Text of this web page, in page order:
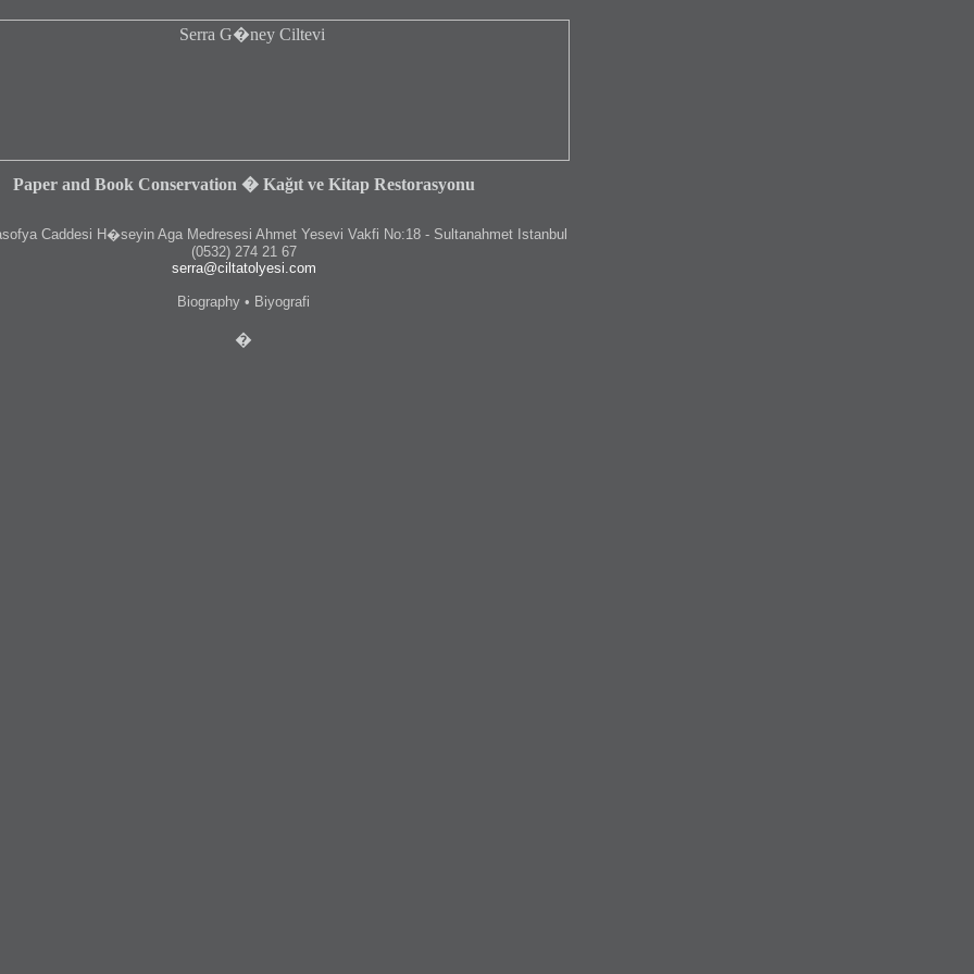
Paper and Book Conservation � Kağıt ve Kitap Restorasyonu
Caddesi H�seyin Aga Medresesi Ahmet Yesevi Vakfi No:18 - Sultanahmet Istanbul
(0532) 274 21 67
serra@ciltatolyesi.com
Biography • Biyografi
�